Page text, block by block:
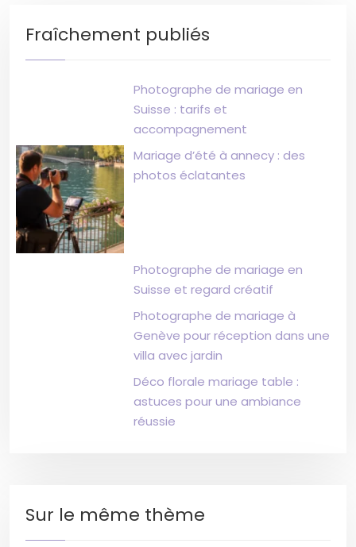
Fraîchement publiés
Photographe de mariage en
Suisse : tarifs et
accompagnement
Mariage d’été à annecy : des
photos éclatantes
Photographe de mariage en
Suisse et regard créatif
Photographe de mariage à
Genève pour réception dans une
villa avec jardin
Déco florale mariage table :
astuces pour une ambiance
réussie
Sur le même thème